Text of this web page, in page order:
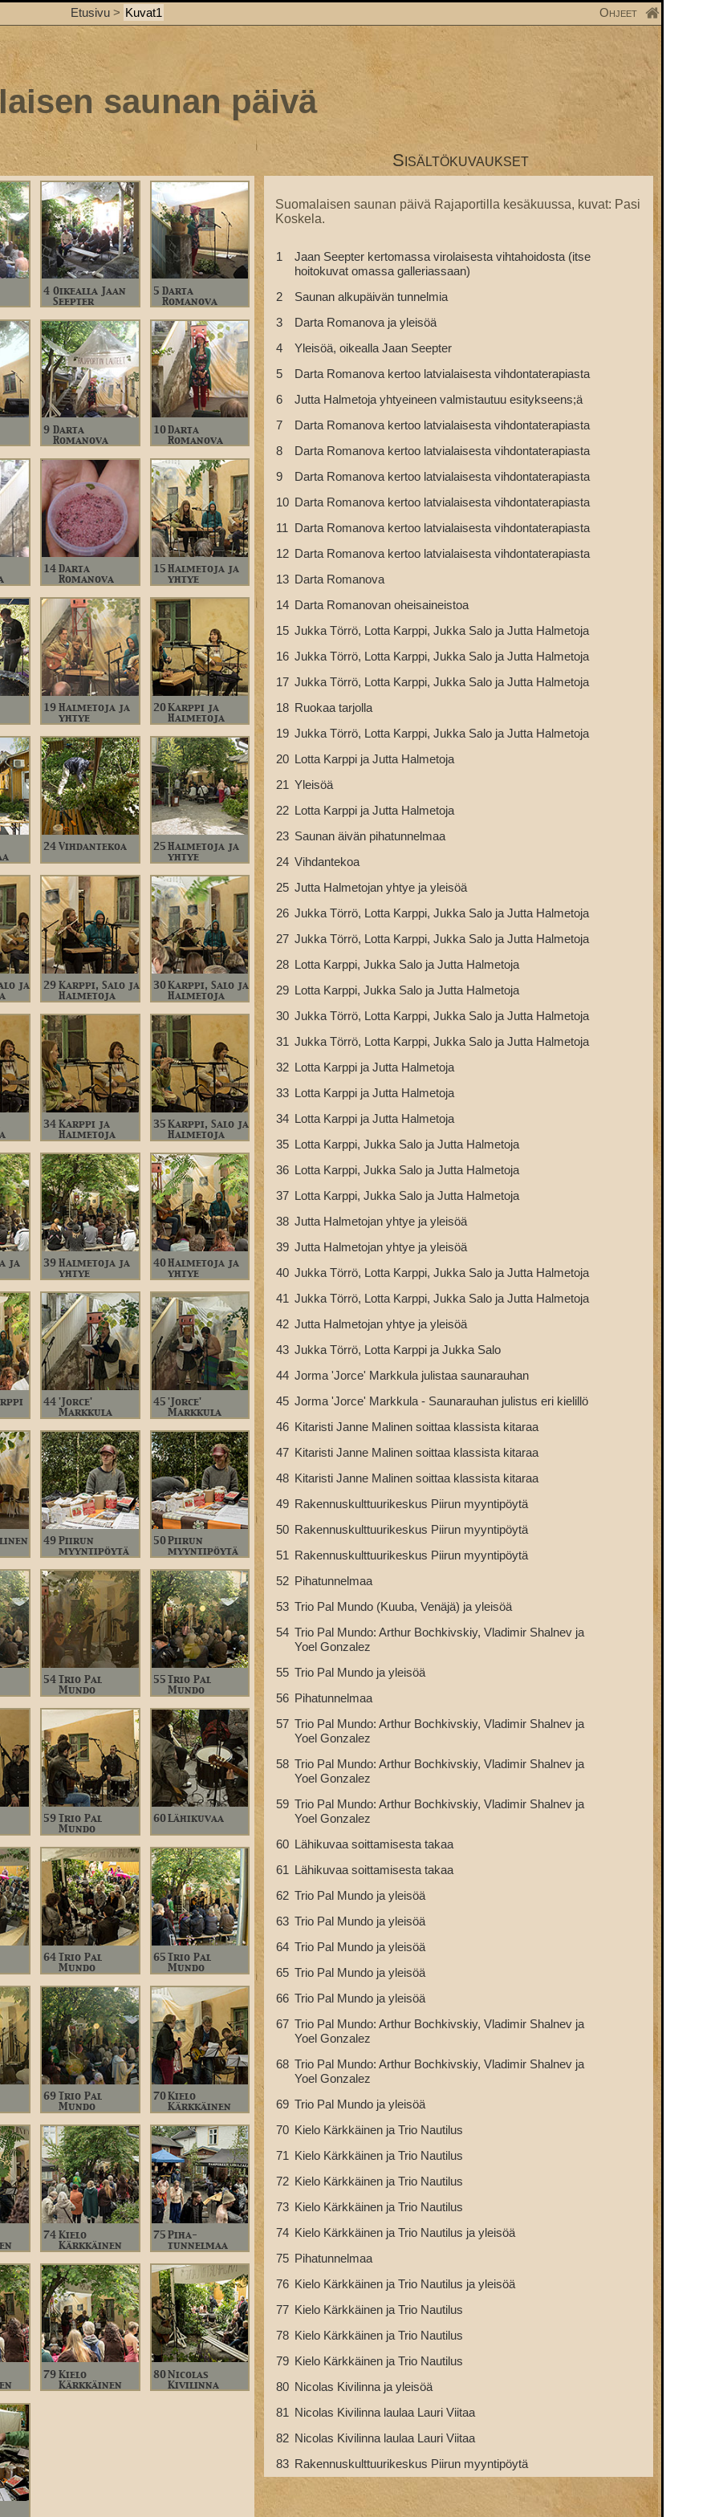
Etusivu> Kuvat1 Ohjeet
saunan päivä
Sisältökuvaukset
4 Oikealla Jaan
Seepter
5 Darta
Romanova
9 Darta
Romanova
10Darta
Romanova
14 Darta
Romanova
15 Halmetoja ja
yhtye
19 Halmetoja ja
yhtye
20Karppi ja
Halmetoja
24 Vihdantekoa 25 Halmetoja ja
yhtye
ja
29 Karppi, Salo ja
Halmetoja
30Karppi, Salo ja
Halmetoja
34 Karppi ja
Halmetoja
35 Karppi, Salo ja
Halmetoja
ja
39 Halmetoja ja
yhtye
40Halmetoja ja
yhtye
44 'Jorce'
Markkula
45 'Jorce'
Markkula
49 Piirun
myyntipöytä
50Piirun
myyntipöytä
54 Trio Pal
Mundo
55 Trio Pal
Mundo
59 Trio Pal
Mundo
60Lähikuvaa
64 Trio Pal
Mundo
65 Trio Pal
Mundo
69 Trio Pal
Mundo
70Kielo
Kärkkäinen
74 Kielo
Kärkkäinen
75 Piha-
tunnelmaa
79 Kielo
Kärkkäinen
80Nicolas
Kivilinna
Suomalaisen saunan päivä Rajaportilla kesäkuussa, kuvat: Pasi
Koskela.
1
Jaan Seepter kertomassa virolaisesta vihtahoidosta (itse
hoitokuvat omassa galleriassaan)
2
Saunan alkupäivän tunnelmia
3
Darta Romanova ja yleisöä
4
Yleisöä, oikealla Jaan Seepter
5
Darta Romanova kertoo latvialaisesta vihdontaterapiasta
6
Jutta Halmetoja yhtyeineen valmistautuu esitykseens;ä
7
Darta Romanova kertoo latvialaisesta vihdontaterapiasta
8
Darta Romanova kertoo latvialaisesta vihdontaterapiasta
9
Darta Romanova kertoo latvialaisesta vihdontaterapiasta
10 Darta Romanova kertoo latvialaisesta vihdontaterapiasta
11
Darta Romanova kertoo latvialaisesta vihdontaterapiasta
12 Darta Romanova kertoo latvialaisesta vihdontaterapiasta
13 Darta Romanova
14 Darta Romanovan oheisaineistoa
15 Jukka Törrö, Lotta Karppi, Jukka Salo ja Jutta Halmetoja
16 Jukka Törrö, Lotta Karppi, Jukka Salo ja Jutta Halmetoja
17 Jukka Törrö, Lotta Karppi, Jukka Salo ja Jutta Halmetoja
18 Ruokaa tarjolla
19 Jukka Törrö, Lotta Karppi, Jukka Salo ja Jutta Halmetoja
20 Lotta Karppi ja Jutta Halmetoja
21 Yleisöä
22 Lotta Karppi ja Jutta Halmetoja
23 Saunan äivän pihatunnelmaa
24 Vihdantekoa
25 Jutta Halmetojan yhtye ja yleisöä
26 Jukka Törrö, Lotta Karppi, Jukka Salo ja Jutta Halmetoja
27 Jukka Törrö, Lotta Karppi, Jukka Salo ja Jutta Halmetoja
28 Lotta Karppi, Jukka Salo ja Jutta Halmetoja
29 Lotta Karppi, Jukka Salo ja Jutta Halmetoja
30 Jukka Törrö, Lotta Karppi, Jukka Salo ja Jutta Halmetoja
31 Jukka Törrö, Lotta Karppi, Jukka Salo ja Jutta Halmetoja
32 Lotta Karppi ja Jutta Halmetoja
33 Lotta Karppi ja Jutta Halmetoja
34 Lotta Karppi ja Jutta Halmetoja
35 Lotta Karppi, Jukka Salo ja Jutta Halmetoja
36 Lotta Karppi, Jukka Salo ja Jutta Halmetoja
37 Lotta Karppi, Jukka Salo ja Jutta Halmetoja
38 Jutta Halmetojan yhtye ja yleisöä
39 Jutta Halmetojan yhtye ja yleisöä
40 Jukka Törrö, Lotta Karppi, Jukka Salo ja Jutta Halmetoja
41 Jukka Törrö, Lotta Karppi, Jukka Salo ja Jutta Halmetoja
42 Jutta Halmetojan yhtye ja yleisöä
43 Jukka Törrö, Lotta Karppi ja Jukka Salo
44 Jorma 'Jorce' Markkula julistaa saunarauhan
45 Jorma 'Jorce' Markkula - Saunarauhan julistus eri kielillö
46 Kitaristi Janne Malinen soittaa klassista kitaraa
47 Kitaristi Janne Malinen soittaa klassista kitaraa
48 Kitaristi Janne Malinen soittaa klassista kitaraa
49 Rakennuskulttuurikeskus Piirun myyntipöytä
50 Rakennuskulttuurikeskus Piirun myyntipöytä
51 Rakennuskulttuurikeskus Piirun myyntipöytä
52 Pihatunnelmaa
53 Trio Pal Mundo (Kuuba, Venäjä) ja yleisöä
54 Trio Pal Mundo: Arthur Bochkivskiy, Vladimir Shalnev ja
Yoel Gonzalez
55 Trio Pal Mundo ja yleisöä
56 Pihatunnelmaa
57 Trio Pal Mundo: Arthur Bochkivskiy, Vladimir Shalnev ja
Yoel Gonzalez
58 Trio Pal Mundo: Arthur Bochkivskiy, Vladimir Shalnev ja
Yoel Gonzalez
59 Trio Pal Mundo: Arthur Bochkivskiy, Vladimir Shalnev ja
Yoel Gonzalez
60 Lähikuvaa soittamisesta takaa
61 Lähikuvaa soittamisesta takaa
62 Trio Pal Mundo ja yleisöä
63 Trio Pal Mundo ja yleisöä
64 Trio Pal Mundo ja yleisöä
65 Trio Pal Mundo ja yleisöä
66 Trio Pal Mundo ja yleisöä
67 Trio Pal Mundo: Arthur Bochkivskiy, Vladimir Shalnev ja
Yoel Gonzalez
68 Trio Pal Mundo: Arthur Bochkivskiy, Vladimir Shalnev ja
Yoel Gonzalez
69 Trio Pal Mundo ja yleisöä
70 Kielo Kärkkäinen ja Trio Nautilus
71 Kielo Kärkkäinen ja Trio Nautilus
72 Kielo Kärkkäinen ja Trio Nautilus
73 Kielo Kärkkäinen ja Trio Nautilus
74 Kielo Kärkkäinen ja Trio Nautilus ja yleisöä
75 Pihatunnelmaa
76 Kielo Kärkkäinen ja Trio Nautilus ja yleisöä
77 Kielo Kärkkäinen ja Trio Nautilus
78 Kielo Kärkkäinen ja Trio Nautilus
79 Kielo Kärkkäinen ja Trio Nautilus
80 Nicolas Kivilinna ja yleisöä
81 Nicolas Kivilinna laulaa Lauri Viitaa
82 Nicolas Kivilinna laulaa Lauri Viitaa
83 Rakennuskulttuurikeskus Piirun myyntipöytä